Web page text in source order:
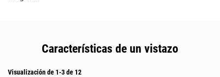
Características de un vistazo
Visualización de 1-3 de 12